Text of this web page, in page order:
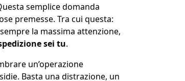
semplice domanda
premesse. Tra cui questa:
la massima attenzione,
sei tu.
un’operazione
Basta una distrazione, un